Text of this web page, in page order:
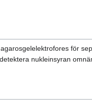
för
nukleinsyran